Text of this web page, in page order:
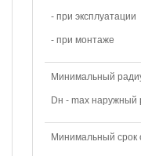
- при эксплуатации
- при монтаже
Минимальный
Dн - max наружный
Минимальный срок